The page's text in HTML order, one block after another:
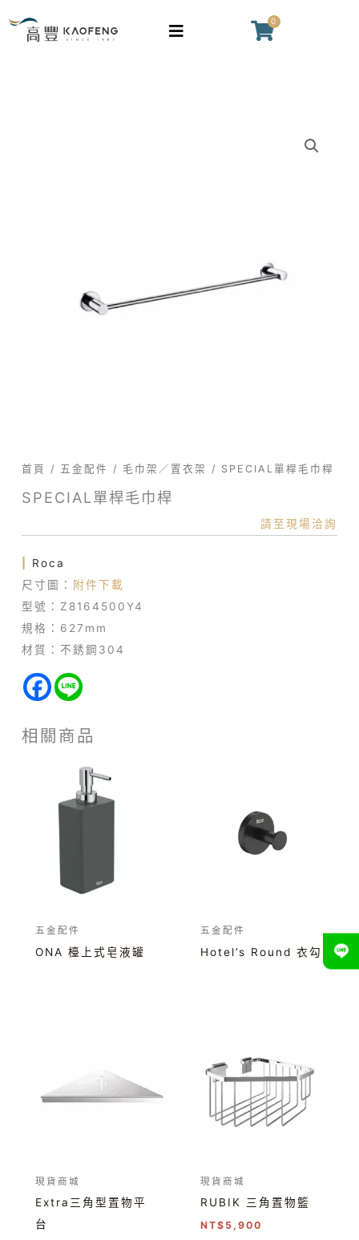
0
購
首頁 / 五金配件 / 毛巾架／置衣架 / SPECIAL單桿毛巾桿
SPECIAL單桿毛巾桿
請至現場洽詢
Roca
尺寸圖：
附件下載
型號：Z8164500Y4
規格：627mm
材質：不銹鋼304
相關商品
五金配件
ONA 檯上式皂液罐
五金配件
Hotel’s Round 衣勾
現貨商城
Extra三角型置物平
台
現貨商城
RUBIK 三角置物籃
NT$ 5,900